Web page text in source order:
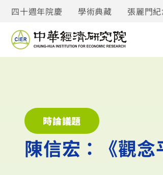
四十週年院慶 學術典藏 張麗門
時論議題
陳信宏：《觀